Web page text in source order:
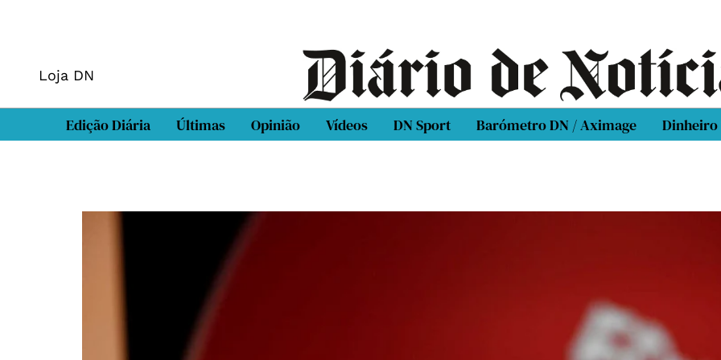
Loja DN
Edição Diária Últimas Opinião Vídeos DN Sport Barómetro DN / Aximage Dinheiro